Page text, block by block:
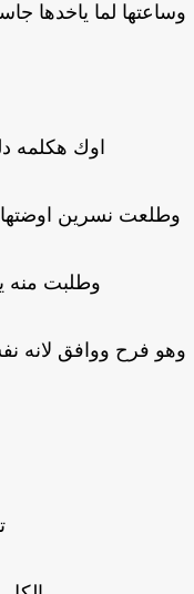
لما ياخدها
اوك هكلمه
نسرين اوضتها
وطلبت منه
فرح ووافق لانه